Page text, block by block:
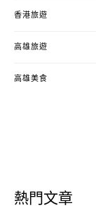
香港旅遊
高雄旅遊
高雄美食
熱門文章